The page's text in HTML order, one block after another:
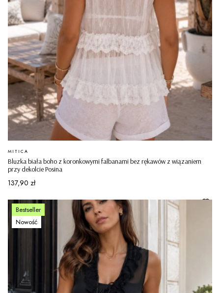
Bluzka biała boho z koronkowymi falbanami bez rękawów z wiązaniem
przy dekolcie Posina
PRODUCENT
MITICA
Cena
137,90 zł
Bestseller
Nowość